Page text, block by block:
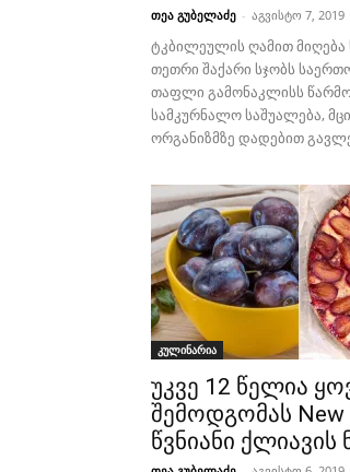
თეა გუბელაძე - აგვისტო 7, 2019
ტკბილეულის ღამით
თეთრი შაქარი სჯობს
თაფლი გამონაკლისს
სამკურნალო საშუალება,
ორგანიზმზე დადებით
კულინარია
უკვე 12 წელია
შემოდგომას New
წვნიანი ქლიავის